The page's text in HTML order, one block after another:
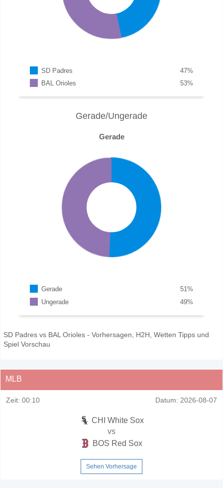
SD Padres %
47
BAL Orioles
%
53
Gerade/Ungerade
Gerade
Gerade %
51
Ungerade
%
49
SD Padres vs BAL Orioles - Vorhersagen, H2H, Wetten Tipps und
Spiel Vorschau
MLB
Zeit: 00:10 Datum: 2026-08-07
CHI White Sox
vs
BOS Red Sox
Sehen Vorhersage